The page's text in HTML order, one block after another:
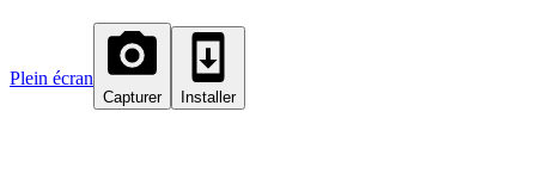
Plein écran
Capturer Installer